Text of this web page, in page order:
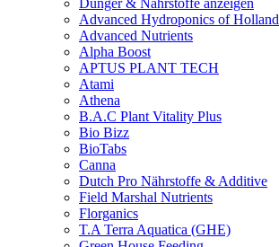
Dünger & Nährstoffe anzeigen
Advanced Hydroponics of Holland
Advanced Nutrients
Alpha Boost
APTUS PLANT TECH
Atami
Athena
B.A.C Plant Vitality Plus
Bio Bizz
BioTabs
Canna
Dutch Pro Nährstoffe & Additive
Field Marshal Nutrients
Florganics
T.A Terra Aquatica (GHE)